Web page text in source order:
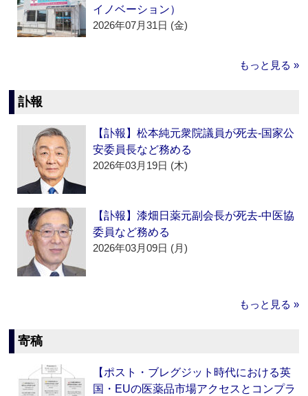
イノベーション）
2026年07月31日 (金)
もっと見る »
訃報
【訃報】松本純元衆院議員が死去‐国家公
安委員長など務める
2026年03月19日 (木)
【訃報】漆畑日薬元副会長が死去‐中医協
委員など務める
2026年03月09日 (月)
もっと見る »
寄稿
【ポスト・ブレグジット時代における英
国・EUの医薬品市場アクセスとコンプラ